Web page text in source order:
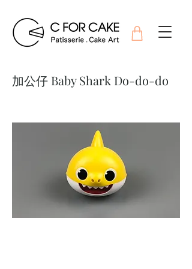
加公仔 Baby Shark Do-do-do